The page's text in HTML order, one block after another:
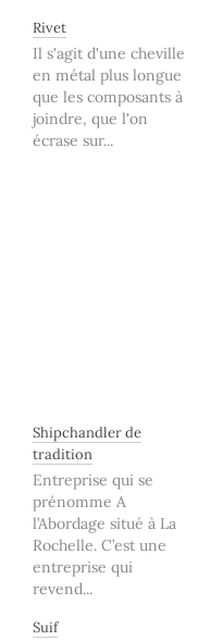
Rivet
Il s'agit d'une cheville
en métal plus longue
que les composants à
joindre, que l'on
écrase sur...
Shipchandler de
tradition
Entreprise qui se
prénomme A
l’Abordage situé à La
Rochelle. C’est une
entreprise qui
revend...
Suif